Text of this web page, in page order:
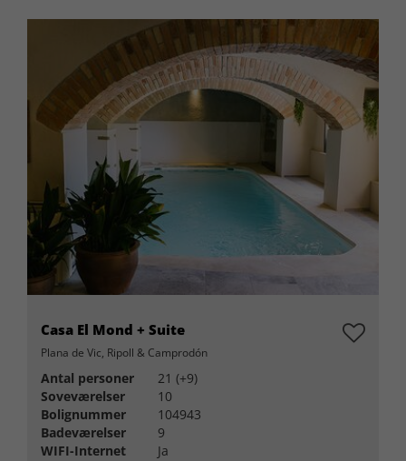
Casa El Mond + Suite
Plana de Vic, Ripoll & Camprodón
Antal personer
21 (+9)
Soveværelser
10
Bolignummer
104943
Badeværelser
9
WIFI-Internet
Ja